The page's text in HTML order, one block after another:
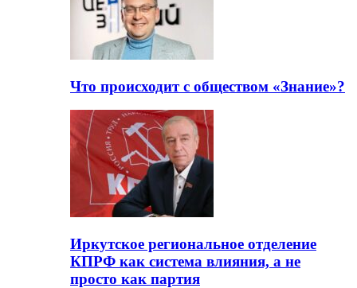
Что происходит с обществом «Знание»?
Иркутское региональное отделение
КПРФ как система влияния, а не
просто как партия